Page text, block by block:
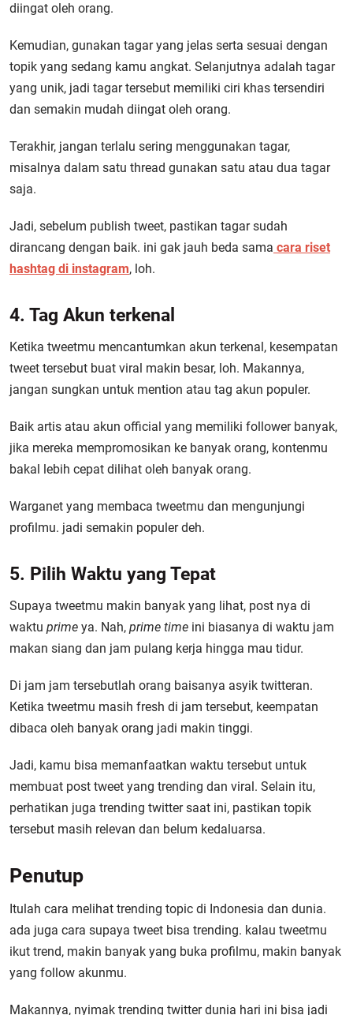
diingat oleh orang.
Kemudian, gunakan tagar yang jelas serta sesuai dengan
topik yang sedang kamu angkat. Selanjutnya adalah tagar
yang unik, jadi tagar tersebut memiliki ciri khas tersendiri
dan semakin mudah diingat oleh orang.
Terakhir, jangan terlalu sering menggunakan tagar,
misalnya dalam satu thread gunakan satu atau dua tagar
saja.
Jadi, sebelum publish tweet, pastikan tagar sudah
dirancang dengan baik. ini gak jauh beda sama cara riset
hashtag di instagram, loh.
4. Tag Akun terkenal
Ketika tweetmu mencantumkan akun terkenal, kesempatan
tweet tersebut buat viral makin besar, loh. Makannya,
jangan sungkan untuk mention atau tag akun populer.
Baik artis atau akun official yang memiliki follower banyak,
jika mereka mempromosikan ke banyak orang, kontenmu
bakal lebih cepat dilihat oleh banyak orang.
Warganet yang membaca tweetmu dan mengunjungi
profilmu. jadi semakin populer deh.
5. Pilih Waktu yang Tepat
Supaya tweetmu makin banyak yang lihat, post nya di
waktu prime ya. Nah, prime time ini biasanya di waktu jam
makan siang dan jam pulang kerja hingga mau tidur.
Di jam jam tersebutlah orang baisanya asyik twitteran.
Ketika tweetmu masih fresh di jam tersebut, keempatan
dibaca oleh banyak orang jadi makin tinggi.
Jadi, kamu bisa memanfaatkan waktu tersebut untuk
membuat post tweet yang trending dan viral. Selain itu,
perhatikan juga trending twitter saat ini, pastikan topik
tersebut masih relevan dan belum kedaluarsa.
Penutup
Itulah cara melihat trending topic di Indonesia dan dunia.
ada juga cara supaya tweet bisa trending. kalau tweetmu
ikut trend, makin banyak yang buka profilmu, makin banyak
yang follow akunmu.
Makannya, nyimak trending twitter dunia hari ini bisa jadi